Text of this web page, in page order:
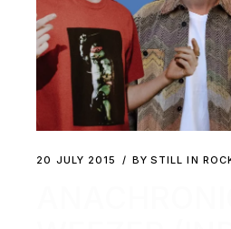
20 JULY 2015 BY STILL IN